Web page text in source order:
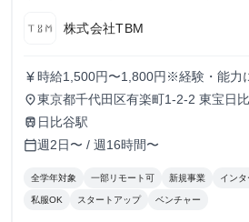
株式会社TBM
currency_yen 時給1,500円〜1,800円※経験・能力
place東京都千代田区有楽町1-2-2 東宝日
train 日比谷駅
calendar_today週2日〜 / 週16時間〜
全学年対象 一部リモート可 新規事業 イン
私服OK スタートアップ ベンチャー